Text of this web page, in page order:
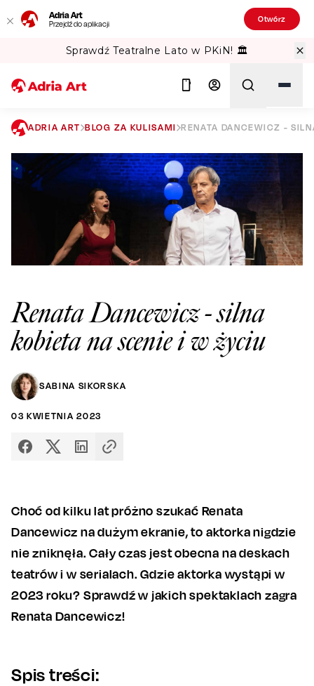
Adria Art
Przejdź do aplikacji Otwórz
Sprawdź Teatralne Lato w PKiN! 🏛️
Szukaj
ADRIA ART BLOG ZA KULISAMI RENATA DANCEWICZ -
Renata Dancewicz - silna
kobieta na scenie i w życiu
SABINA SIKORSKA
03 KWIETNIA 2023
Choć od kilku lat próżno szukać Renata
Dancewicz na dużym ekranie, to aktorka nigdzie
nie zniknęła. Cały czas jest obecna na deskach
teatrów i w serialach. Gdzie aktorka wystąpi w
2023 roku? Sprawdź w jakich spektaklach zagra
Renata Dancewicz!
Spis treści: